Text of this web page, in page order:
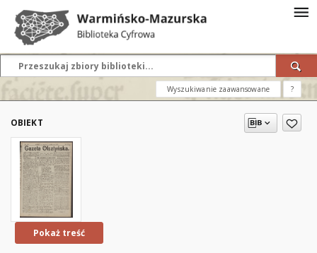
Wyszukiwanie zaawansowane ?
OBIEKT
Pokaż treść